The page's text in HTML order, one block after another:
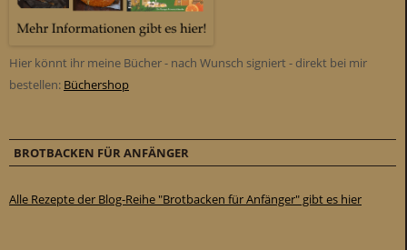
Hier könnt ihr meine Bücher - nach Wunsch signiert - direkt bei mir
bestellen: Büchershop
BROTBACKEN FÜR ANFÄNGER
Alle Rezepte der Blog-Reihe "Brotbacken für Anfänger" gibt es hier